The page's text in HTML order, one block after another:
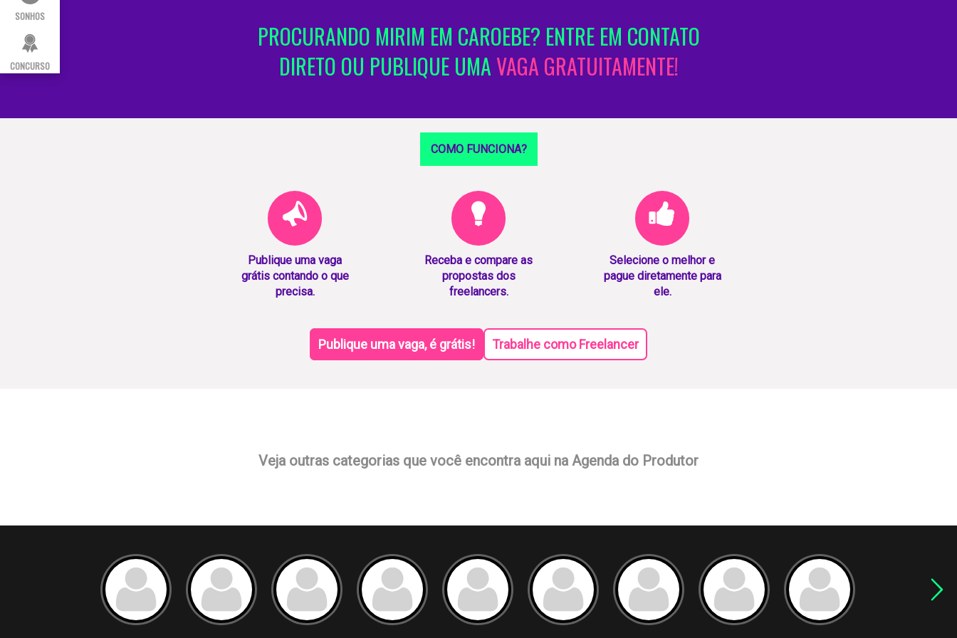
SONHOS
CONCURSO
PROCURANDO MIRIM EM CAROEBE? ENTRE EM CONTATO
DIRETO OU PUBLIQUE UMAVAGA GRATUITAMENTE!
COMO FUNCIONA?
Publique uma vaga
grátis contando o que
precisa.
Receba e compare as
propostas dos
freelancers.
Selecione o melhor e
pague diretamente para
ele.
Publique uma vaga, é grátis! Trabalhe como Freelancer
Veja outras categorias que você encontra aqui na Agenda do Produtor